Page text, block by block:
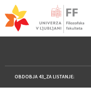
OBDOBJA 43_ZA LISTANJE: